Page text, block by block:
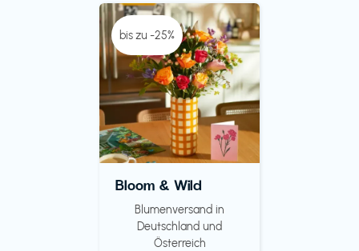
bis zu -25%
Bloom & Wild
Blumenversand in
Deutschland und
Österreich